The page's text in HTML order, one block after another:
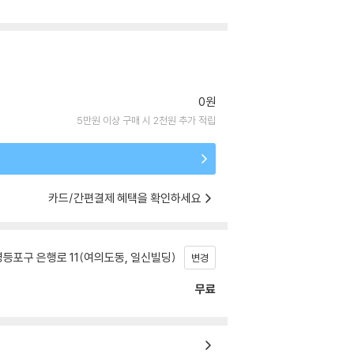
0원
5만원 이상 구매 시 2천원 추가 적립
카드/간편결제 혜택을 확인하세요
포구 은행로 11(여의도동, 일신빌딩) 변경
무료